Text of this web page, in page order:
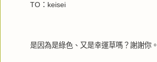
TO：keisei
是因為是綠色、又是幸運草嗎？謝謝你。